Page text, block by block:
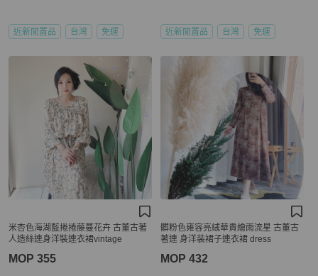
近新閒置品 台灣 免運 近新閒置品 台灣 免運
米杏色海湖藍捲捲藤蔓花卉 古董古著
人造絲連身洋裝連衣裙vintage
MOP 355
髒粉色雍容亮絨華貴繪雨流星 古董古
著連 身洋装裙子連衣裙 dress
MOP 432